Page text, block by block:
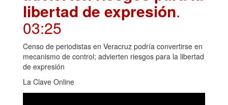
libertad de expresión.
03:25
Censo de periodistas en Veracruz podría convertirse en
mecanismo de control; advierten riesgos para la libertad
de expresión
La Clave Online